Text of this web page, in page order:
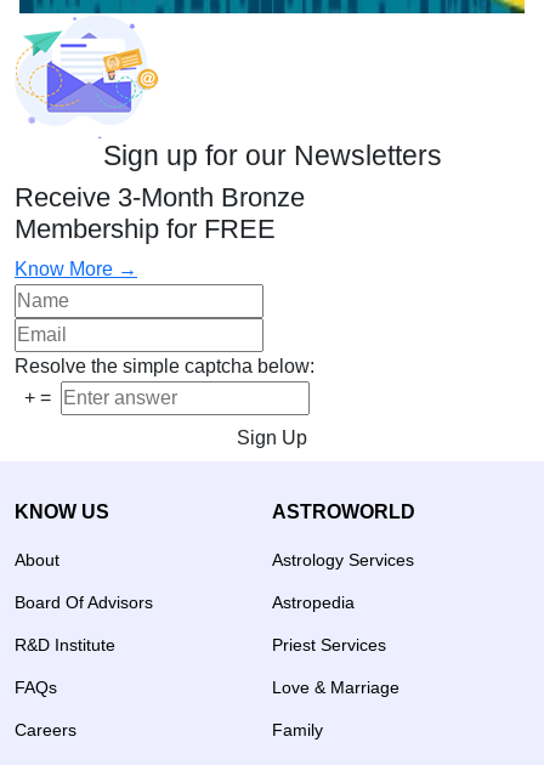
Sign up for our Newsletters
Receive 3-Month Bronze
Membership for FREE
Know More →
Resolve the simple captcha below:
+ =
Sign Up
KNOW US
About
Board Of Advisors
R&D Institute
FAQs
Careers
ASTROWORLD
Astrology Services
Astropedia
Priest Services
Love & Marriage
Family